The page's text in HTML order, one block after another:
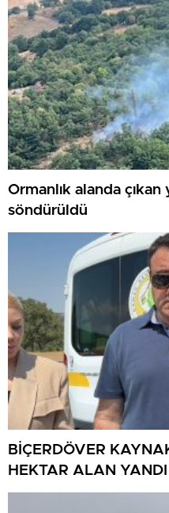
Ormanlık alanda
söndürüldü
BİÇERDÖVER
HEKTAR ALAN YANDI